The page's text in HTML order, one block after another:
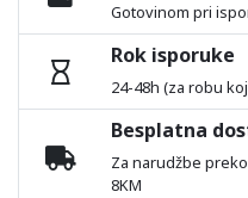
Gotovinom pri
Rok isporuke
24-48h (za robu
Besplatna
Za narudžbe
8KM